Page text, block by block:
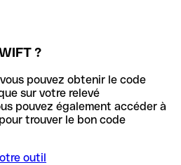
?
pouvez obtenir le code
sur votre relevé
pouvez également accéder à
trouver le bon code
outil